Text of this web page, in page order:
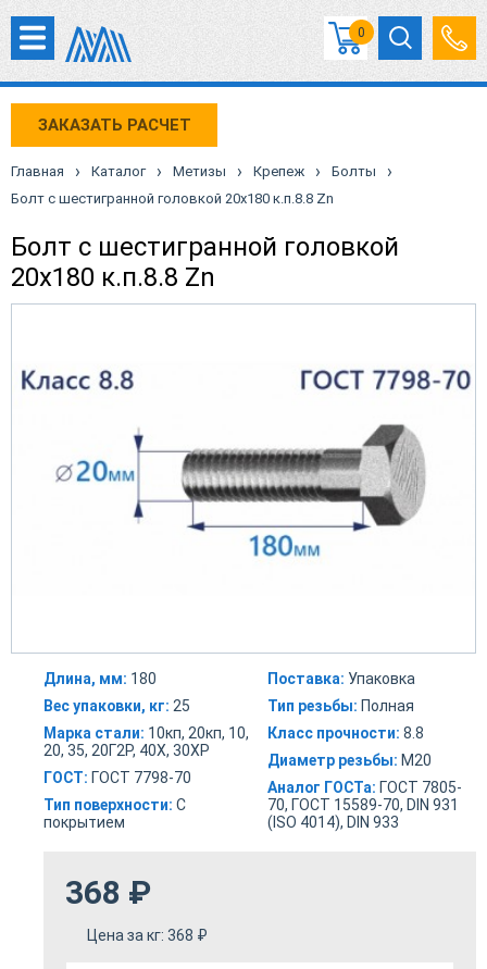
0
ЗАКАЗАТЬ РАСЧЕТ
Главная › Каталог › Метизы › Крепеж › Болты ›
Болт с шестигранной головкой 20х180 к.п.8.8 Zn
Болт с шестигранной головкой
20х180 к.п.8.8 Zn
Длина, мм: 180
Вес упаковки, кг: 25
Марка стали: 10кп, 20кп, 10,
20, 35, 20Г2Р, 40Х, 30ХР
ГОСТ: ГОСТ 7798-70
Тип поверхности: С
покрытием
Поставка: Упаковка
Тип резьбы: Полная
Класс прочности: 8.8
Диаметр резьбы: М20
Аналог ГОСТа: ГОСТ 7805-
70, ГОСТ 15589-70, DIN 931
(ISO 4014), DIN 933
368 ₽
Цена за кг: 368 ₽